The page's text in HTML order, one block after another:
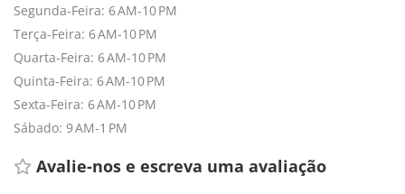
Segunda-Feira: 6 AM-10 PM
Terça-Feira: 6 AM-10 PM
Quarta-Feira: 6 AM-10 PM
Quinta-Feira: 6 AM-10 PM
Sexta-Feira: 6 AM-10 PM
Sábado: 9 AM-1 PM
Avalie-nos e escreva uma avaliação